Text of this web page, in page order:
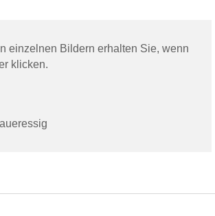
einzelnen Bildern erhalten Sie, wenn
klicken.